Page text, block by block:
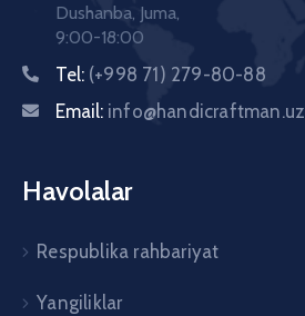
Dushanba, Juma,
9:00-18:00
Tel: (+998 71) 279-80-88
Email: info@handicraftman.uz
Havolalar
Respublika rahbariyat
Yangiliklar